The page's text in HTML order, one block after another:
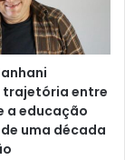
trajetória entre
a educação
uma década